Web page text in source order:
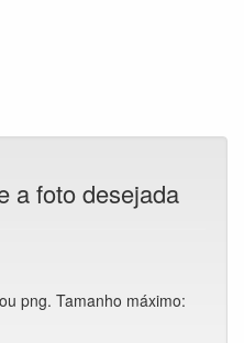
a foto desejada
png. Tamanho máximo: